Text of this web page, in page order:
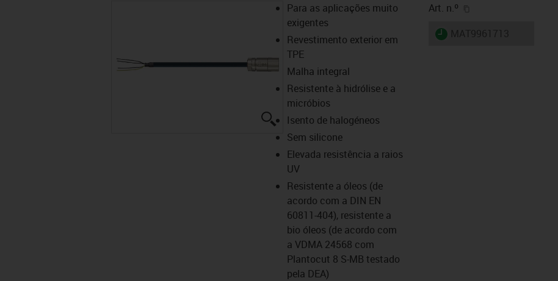
igus-icon-lupe
Para as aplicações muito
exigentes
Revestimento exterior em
TPE
Malha integral
Resistente à hidrólise e a
micróbios
Isento de halogéneos
Sem silicone
Elevada resistência a raios
UV
Resistente a óleos (de
acordo com a DIN EN
60811-404), resistente a
bio óleos (de acordo com
a VDMA 24568 com
Plantocut 8 S-MB testado
pela DEA)
Art. n.º
igus-icon-lieferzeit